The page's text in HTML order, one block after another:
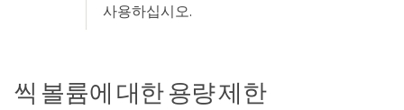
사용하십시오.
씩 볼륨에 대한 용량 제한